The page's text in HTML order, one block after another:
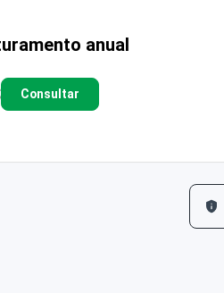
anual
Consultar